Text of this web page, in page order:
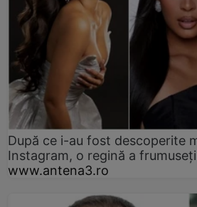
După ce i-au fost descoperite
Instagram, o regină a
www.antena3.ro